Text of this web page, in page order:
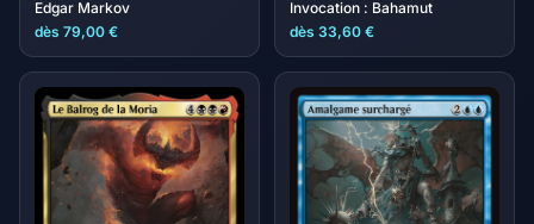
Edgar Markov
dès 79,00 €
Invocation : Bahamut
dès 33,60 €